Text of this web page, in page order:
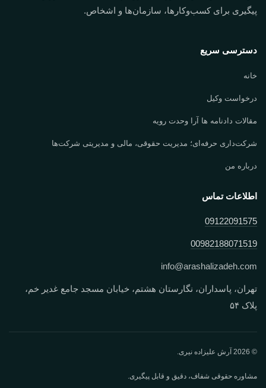
پیگیری برای کسب‌وکارها، سازمان‌ها و اشخاص.
دسترسی سریع
خانه
درخواست وکیل
مقالات دادنامه ها آرا وحدت رویه
شرکت‌داری حرفه‌ای؛ مدیریت حقوقی، مالی و مدیریتی شرکت‌ها
درباره من
اطلاعات تماس
09122091575
00982188071519
info@arashalizadeh.com
تهران، پاسداران، نگارستان هشتم، خیابان مسجد جامع غدیر خم،
پلاک ۵۴
© 2026 آرش علیزاده نیری.
مشاوره حقوقی شفاف، دقیق و قابل پیگیری.